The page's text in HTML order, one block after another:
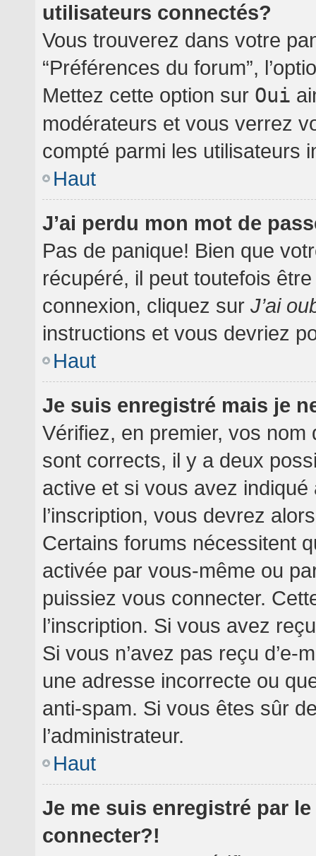
utilisateurs connectés?
Vous trouverez dans votre
“Préférences du forum”,
Mettez cette option sur Oui
modérateurs et vous verrez
compté parmi les utilisateurs
Haut
J’ai perdu mon mot de
Pas de panique! Bien que
récupéré, il peut toutefois
connexion, cliquez sur J’ai
instructions et vous devriez
Haut
Je suis enregistré mais je
Vérifiez, en premier, vos nom
sont corrects, il y a deux
active et si vous avez
l’inscription, vous devrez
Certains forums nécessitent
activée par vous-même ou
puissiez vous connecter.
l’inscription. Si vous avez
Si vous n’avez pas reçu d’e-
une adresse incorrecte ou
anti-spam. Si vous êtes sûr
l’administrateur.
Haut
Je me suis enregistré par
connecter?!